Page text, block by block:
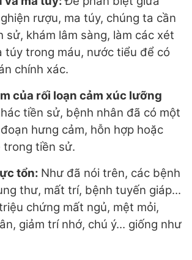
rượu, ma túy, chúng ta cần
sử, khám lâm sàng, làm các xét
túy trong máu, nước tiểu để có
chính xác.
của rối loạn cảm xúc lưỡng
tiền sử, bệnh nhân đã có một
hưng cảm, hỗn hợp hoặc
trong tiền sử.
tổn: Như đã nói trên, các bệnh
thư, mất trí, bệnh tuyến giáp...
chứng mất ngủ, mệt mỏi,
giảm trí nhớ, chú ý... giống như